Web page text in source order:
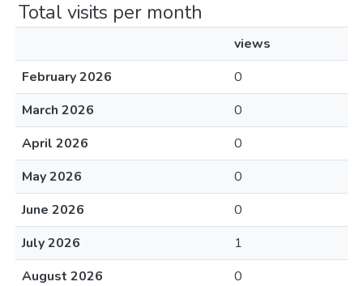
Total visits per month
views
February 2026
0
March 2026
0
April 2026
0
May 2026
0
June 2026
0
July 2026
1
August 2026
0